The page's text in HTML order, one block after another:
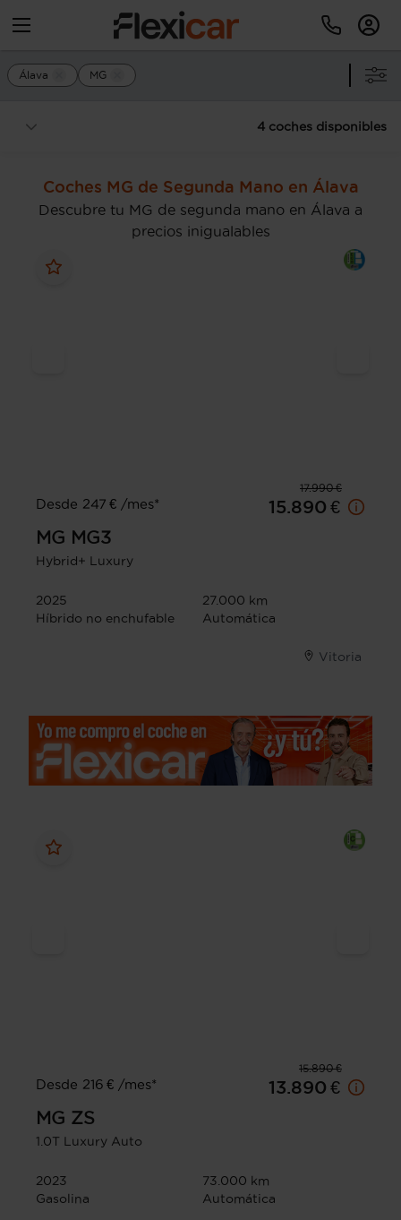
Álava MG
4 coches disponibles
Coches MG de Segunda Mano en Álava
Descubre tu MG de segunda mano en Álava a
precios inigualables
17.990 €
Desde 247 € /mes*
15.890 €
MG MG3
Hybrid+ Luxury
2025
27.000 km
Híbrido no enchufable
Automática
Vitoria
15.890 €
Desde 216 € /mes*
13.890 €
MG ZS
1.0T Luxury Auto
2023
73.000 km
Gasolina
Automática